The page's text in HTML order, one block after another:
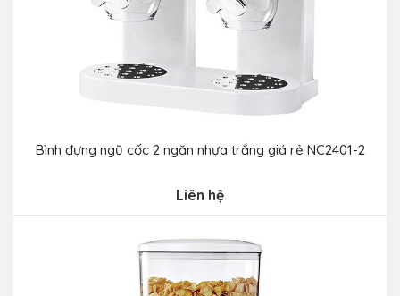
Bình đựng ngũ cốc 2 ngăn nhựa trắng giá rẻ NC2401-2
Liên hệ